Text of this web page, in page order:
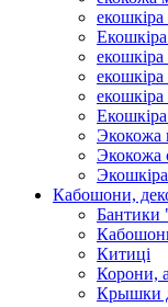
екошкіра
Экокожа
Экокожа
Экошкiра
Кабошони,
Бантики
Китиці
Корони,
Крышки